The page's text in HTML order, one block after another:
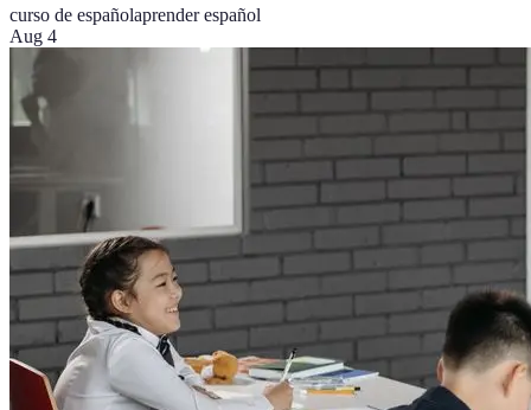
curso de españolaprender español
Aug 4